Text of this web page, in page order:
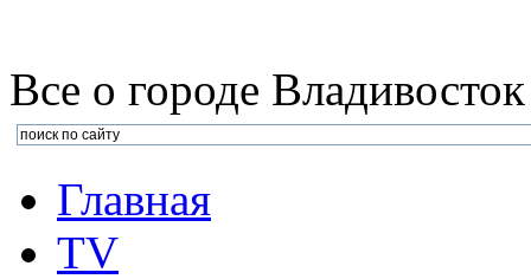
Все о городе Владивосток
Главная
TV